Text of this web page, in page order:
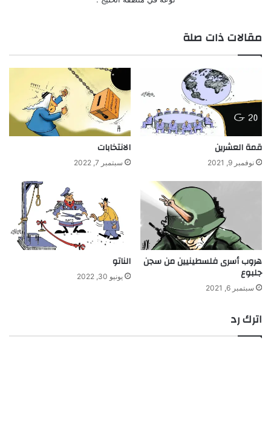
مقالات ذات صلة
قمة العشرين
نوفمبر 9, 2021
الانتخابات
سبتمبر 7, 2022
هروب أسرى فلسطينيين من سجن
جلبوع
سبتمبر 6, 2021
الناتو
يونيو 30, 2022
اترك رد